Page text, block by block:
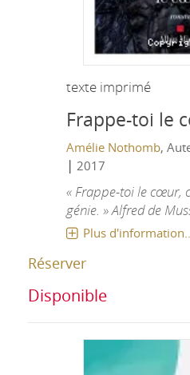
texte imprimé
Frappe-toi le
Amélie Nothomb,
| 2017
« Frappe-toi le cœur,
génie. » Alfred de
Plus d'information...
Réserver
Disponible